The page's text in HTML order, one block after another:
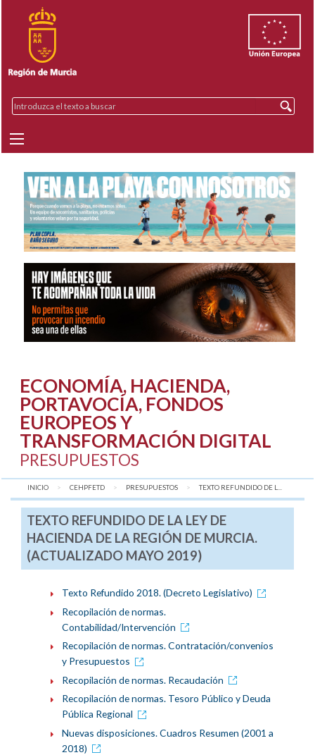
ECONOMÍA, HACIENDA,
PORTAVOCÍA, FONDOS
EUROPEOS Y
TRANSFORMACIÓN DIGITAL
PRESUPUESTOS
INICIO CEHPFETD PRESUPUESTOS AQUÍ:
TEXTO REFUNDIDO DE L...
TEXTO REFUNDIDO DE LA LEY DE
HACIENDA DE LA REGIÓN DE MURCIA.
(ACTUALIZADO MAYO 2019)
Texto Refundido 2018. (Decreto Legislativo)
Recopilación de normas.
Contabilidad/Intervención
Recopilación de normas. Contratación/convenios
y Presupuestos
Recopilación de normas. Recaudación
Recopilación de normas. Tesoro Público y Deuda
Pública Regional
Nuevas disposiciones. Cuadros Resumen (2001 a
2018)